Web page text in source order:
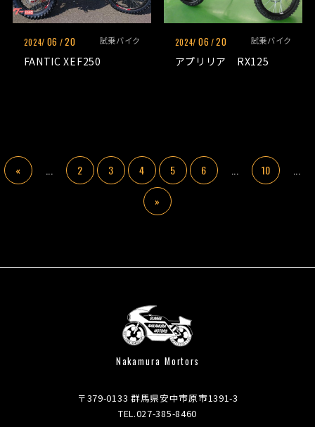
2024/ 06 / 20 試乗バイク
FANTIC XEF250
2024/ 06/ 20 試乗バイク
アプリリア RX125
« ... 2 3 4 5 6 ... 10 ...
»
Nakamura Mortors
〒379-0133 群馬県安中市原市1391-3
TEL.027-385-8460